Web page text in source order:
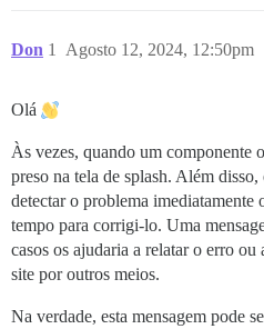
Don Agosto 12, 2024, 12:50pm
1
Olá
Às vezes, quando um componente
preso na tela de splash. Além
detectar o problema imediatamente
tempo para corrigi-lo. Uma
casos os ajudaria a relatar o erro
site por outros meios.
Na verdade, esta mensagem pode